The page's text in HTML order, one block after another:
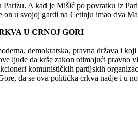
A kad je Mišić po povratku iz
u svojoj gardi na Cetinju imao dva
U CRNOJ GORI
demokratska, pravna država i
da krše zakon otimajući pravno
komunističkih partijskih
da se ova politička crkva nadje i u